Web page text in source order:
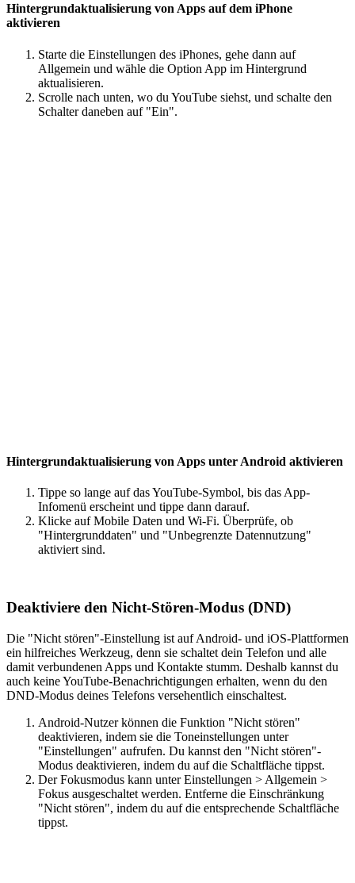
Hintergrundaktualisierung von Apps auf dem iPhone
aktivieren
Starte die Einstellungen des iPhones, gehe dann auf
Allgemein und wähle die Option App im Hintergrund
aktualisieren.
Scrolle nach unten, wo du YouTube siehst, und schalte den
Schalter daneben auf "Ein".
Hintergrundaktualisierung von Apps unter Android aktivieren
Tippe so lange auf das YouTube-Symbol, bis das App-
Infomenü erscheint und tippe dann darauf.
Klicke auf Mobile Daten und Wi-Fi. Überprüfe, ob
"Hintergrunddaten" und "Unbegrenzte Datennutzung"
aktiviert sind.
Deaktiviere den Nicht-Stören-Modus (DND)
Die "Nicht stören"-Einstellung ist auf Android- und iOS-Plattformen
ein hilfreiches Werkzeug, denn sie schaltet dein Telefon und alle
damit verbundenen Apps und Kontakte stumm. Deshalb kannst du
auch keine YouTube-Benachrichtigungen erhalten, wenn du den
DND-Modus deines Telefons versehentlich einschaltest.
Android-Nutzer können die Funktion "Nicht stören"
deaktivieren, indem sie die Toneinstellungen unter
"Einstellungen" aufrufen. Du kannst den "Nicht stören"-
Modus deaktivieren, indem du auf die Schaltfläche tippst.
Der Fokusmodus kann unter Einstellungen > Allgemein >
Fokus ausgeschaltet werden. Entferne die Einschränkung
"Nicht stören", indem du auf die entsprechende Schaltfläche
tippst.